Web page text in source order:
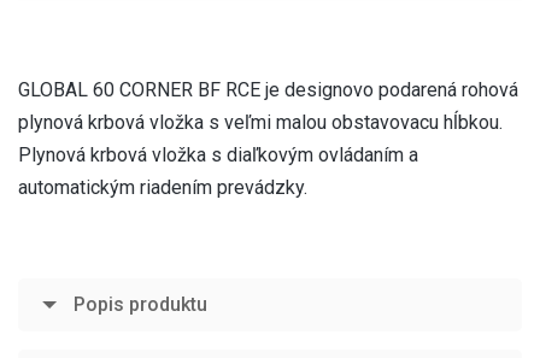
GLOBAL 60 CORNER BF RCE je designovo podarená rohová
plynová krbová vložka s veľmi malou obstavovacu hĺbkou.
Plynová krbová vložka s diaľkovým ovládaním a
automatickým riadením prevádzky.
Popis produktu